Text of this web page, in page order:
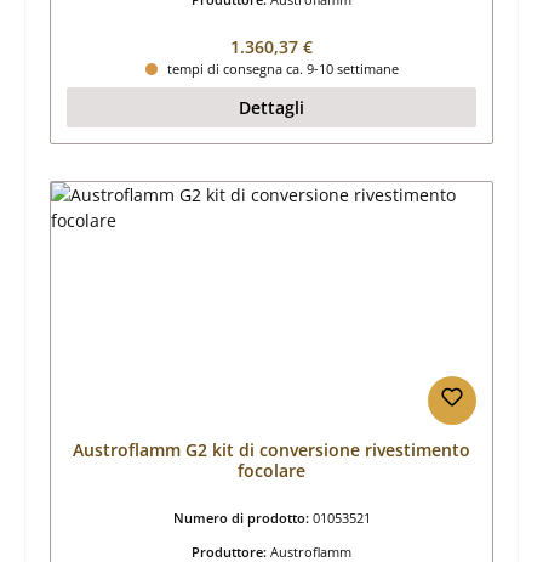
Prezzo normale:
1.360,37 €
tempi di consegna ca. 9-10 settimane
Dettagli
Austroflamm G2 kit di conversione rivestimento
focolare
Numero di prodotto: 01053521
Produttore: Austroflamm